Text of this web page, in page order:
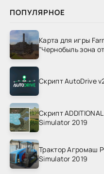
ПОПУЛЯРНОЕ
Карта для игры
"Чернобыль зона
Скрипт AutoDrive
Скрипт
Simulator 2019
Трактор Агромаш
Simulator 2019